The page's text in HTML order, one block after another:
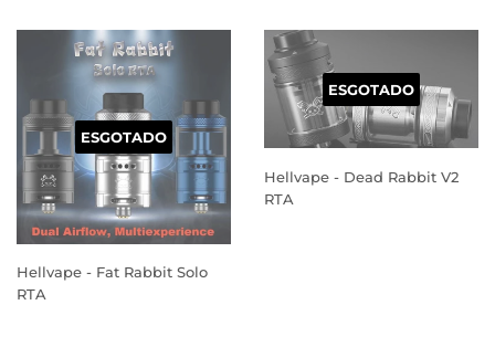
ESGOTADO
Hellvape - Fat Rabbit Solo
RTA
ESGOTADO
Hellvape - Dead Rabbit V2
RTA